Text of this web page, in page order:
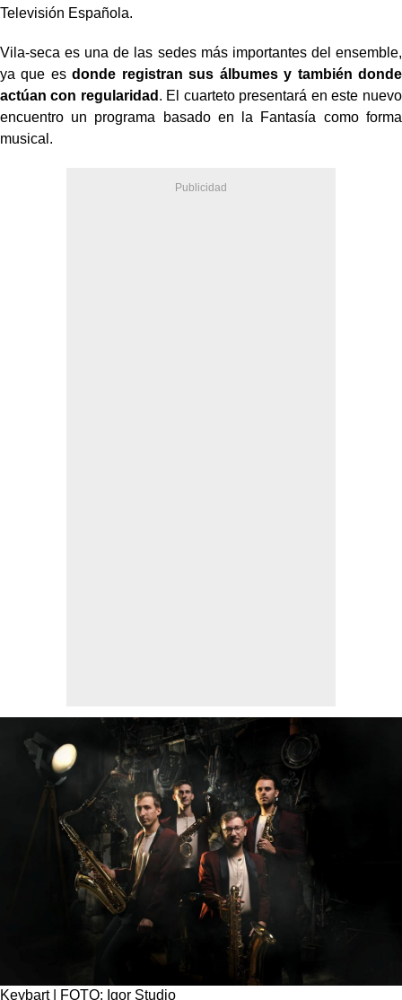
Televisión Española.
Vila-seca es una de las sedes más importantes del ensemble,
ya que esdonde registran sus álbumes y también donde
actúan con regularidad . El cuarteto presentará en este nuevo
encuentro un programa basado en la Fantasía como forma
musical.
Keybart | FOTO: Igor Studio